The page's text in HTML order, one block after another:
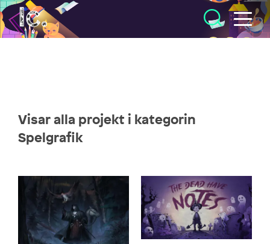
Illustratörcentrum
Visar alla projekt i kategorin
Spelgrafik